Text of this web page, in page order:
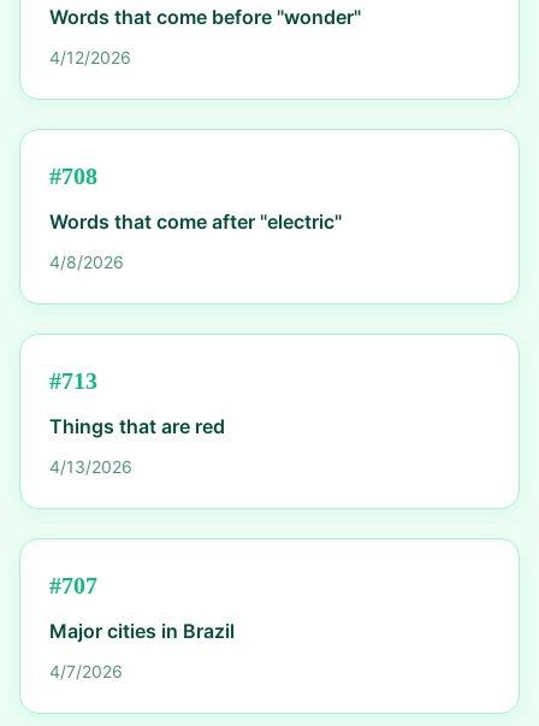
Words that come before "wonder"
4/12/2026
#708
Words that come after "electric"
4/8/2026
#713
Things that are red
4/13/2026
#707
Major cities in Brazil
4/7/2026